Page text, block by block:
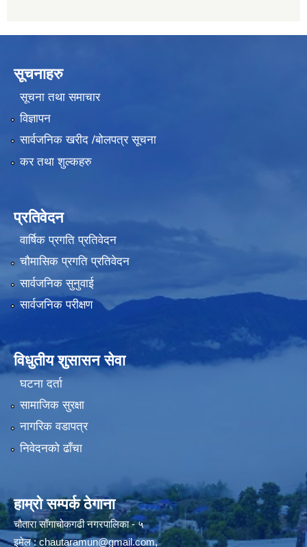
सूचनाहरु
सूचना तथा समाचार
विज्ञापन
सार्वजनिक खरीद /बोलपत्र सूचना
कर तथा शुल्कहरु
प्रतिवेदन
वार्षिक प्रगति प्रतिवेदन
चौमासिक प्रगति प्रतिवेदन
सार्वजनिक सुनुवाई
सार्वजनिक परीक्षण
विधुतीय शुसासन सेवा
घटना दर्ता
सामाजिक सुरक्षा
नागरिक वडापत्र
निवेदनको ढाँचा
हाम्रो सम्पर्क ठेगाना
चौतारा साँगाचोकगढी नगरपालिका - ५
इमेल :chautaramun@gmail.com,